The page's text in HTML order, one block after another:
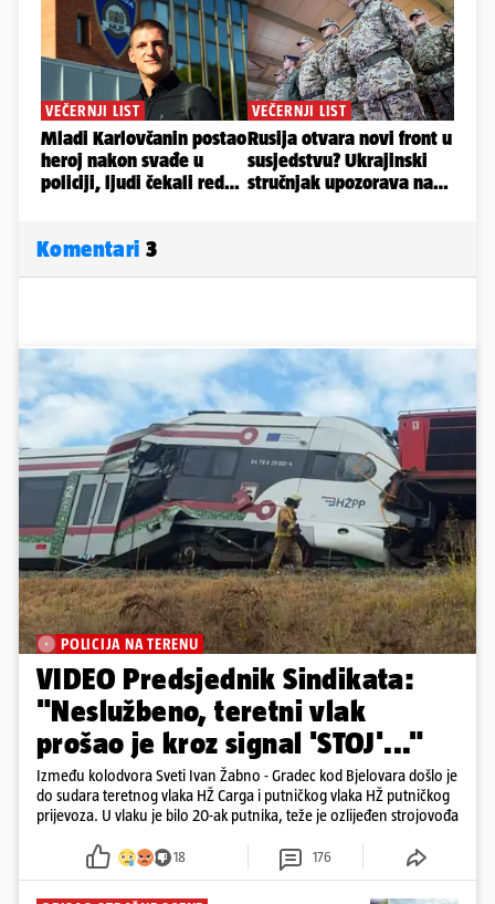
Komentari 3
POLICIJA NA TERENU
VIDEO Predsjednik Sindikata:
"Neslužbeno, teretni vlak
prošao je kroz signal 'STOJ'..."
Između kolodvora Sveti Ivan Žabno - Gradec kod Bjelovara došlo je
do sudara teretnog vlaka HŽ Carga i putničkog vlaka HŽ putničkog
prijevoza. U vlaku je bilo 20-ak putnika, teže je ozlijeđen strojovođa
18 176